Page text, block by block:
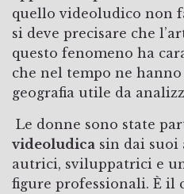
quello videoludico non
si deve precisare che
questo fenomeno ha
che nel tempo ne
geografia utile da
Le donne sono state
videoludica sin dai suoi
autrici, sviluppatrici e
figure professionali. È il